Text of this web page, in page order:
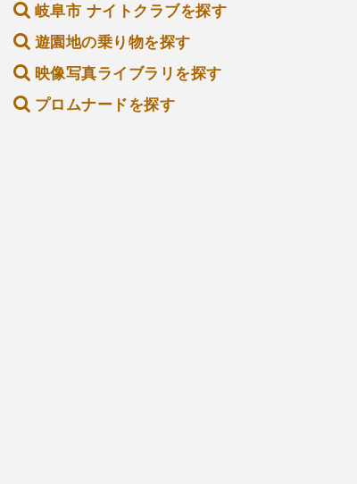
岐阜市 ナイトクラブを探す
遊園地の乗り物を探す
映像写真ライブラリを探す
プロムナードを探す